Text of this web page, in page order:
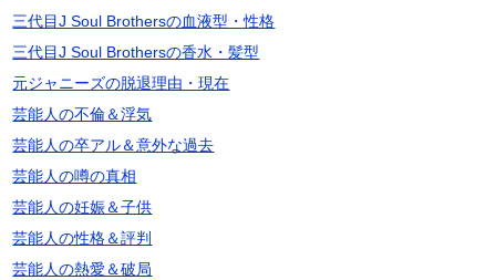
三代目J Soul Brothersの血液型・性格
三代目J Soul Brothersの香水・髪型
元ジャニーズの脱退理由・現在
芸能人の不倫＆浮気
芸能人の卒アル＆意外な過去
芸能人の噂の真相
芸能人の妊娠＆子供
芸能人の性格＆評判
芸能人の熱愛＆破局